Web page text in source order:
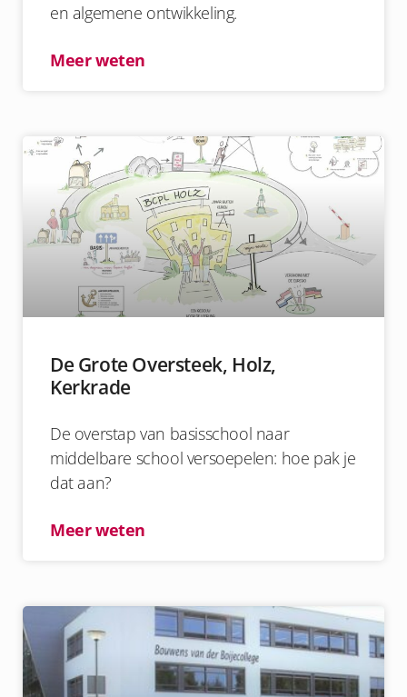
en algemene ontwikkeling.
Meer weten
De Grote Oversteek, Holz,
Kerkrade
De overstap van basisschool naar
middelbare school versoepelen: hoe pak je
dat aan?
Meer weten